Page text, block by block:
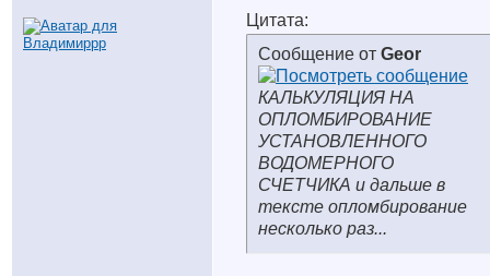
Цитата:
Сообщение от Geor
КАЛЬКУЛЯЦИЯ НА
ОПЛОМБИРОВАНИЕ
УСТАНОВЛЕННОГО
ВОДОМЕРНОГО
СЧЕТЧИКА и дальше в
тексте опломбирование
несколько раз...